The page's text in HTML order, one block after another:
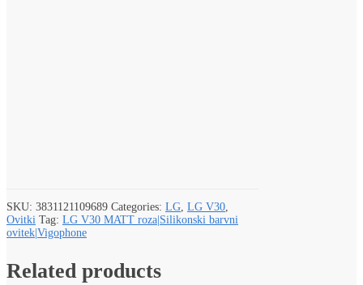
SKU: 3831121109689 Categories: LG LG V30
Ovitki Tag: LG V30 MATT roza|Silikonski barvni
ovitek|Vigophone
Related products